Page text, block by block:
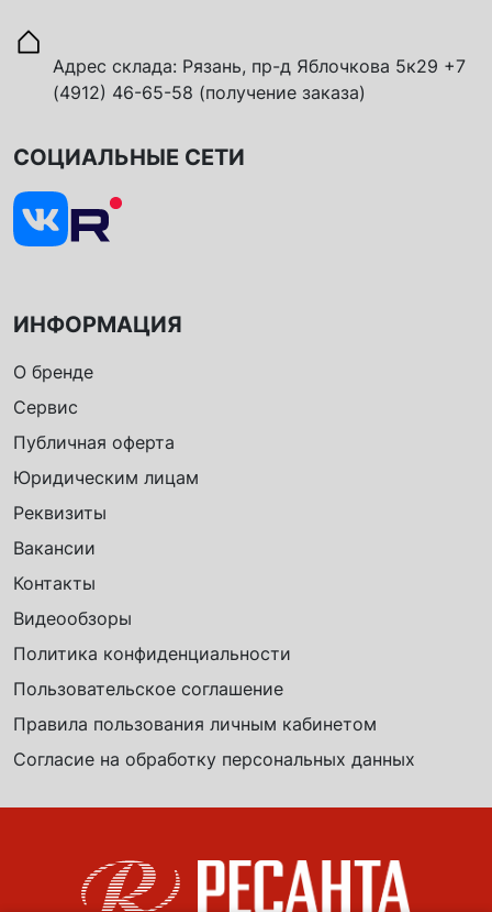
Адрес склада: Рязань, пр-д Яблочкова 5к29 +7
(4912) 46-65-58 (получение заказа)
ИНФОРМАЦИЯ
О бренде
Сервис
Публичная оферта
Юридическим лицам
Реквизиты
Вакансии
Контакты
Видеообзоры
Политика конфиденциальности
Пользовательское соглашение
Правила пользования личным кабинетом
Согласие на обработку персональных данных
СОЦИАЛЬНЫЕ СЕТИ